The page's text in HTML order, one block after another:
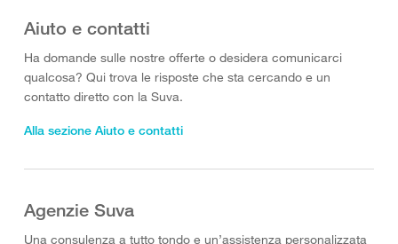
Aiuto e contatti
Ha domande sulle nostre offerte o desidera comunicarci
qualcosa? Qui trova le risposte che sta cercando e un
contatto diretto con la Suva.
Alla sezione Aiuto e contatti
Agenzie Suva
Una consulenza a tutto tondo e un’assistenza personalizzata